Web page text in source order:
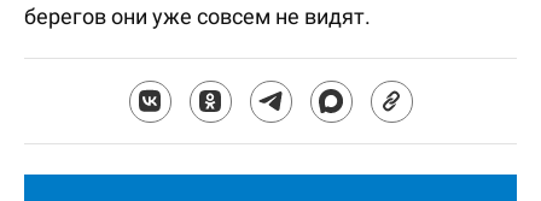
берегов они уже совсем не видят.